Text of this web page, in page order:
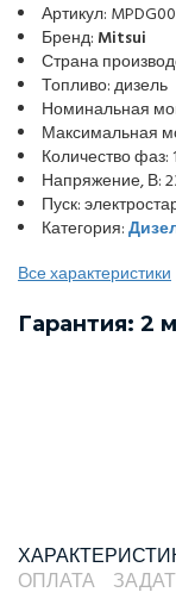
Артикул:
Бренд: Mitsui
Страна
Топливо: дизель
Номинальная
Максимальная
Количество фаз: 1
Напряжение, В:
Пуск:
Категория:
Все характеристики
Гарантия: 2
ОПЛАТА